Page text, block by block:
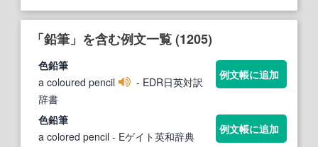
「鉛筆」を含む例文一覧 (1205)
色鉛筆
a coloured pencil
- EDR日英対訳
辞書
例文帳に追加
色鉛筆
a colored pencil - Eゲイト英和辞典
例文帳に追加